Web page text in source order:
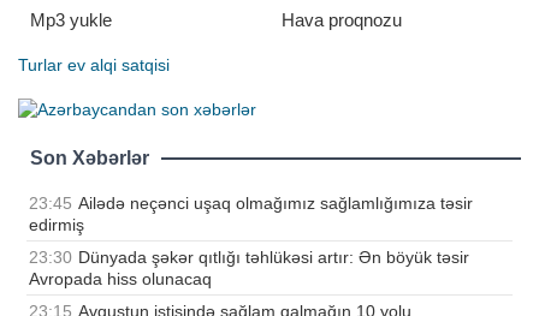
Mp3 yukle
Hava proqnozu
Turlar ev alqi satqisi
Son Xəbərlər
23:45 Ailədə neçənci uşaq olmağımız sağlamlığımıza təsir
edirmiş
23:30 Dünyada şəkər qıtlığı təhlükəsi artır: Ən böyük təsir
Avropada hiss olunacaq
23:15 Avqustun istisində sağlam qalmağın 10 yolu